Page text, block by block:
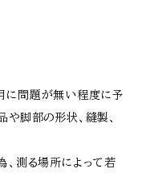
に問題が無い程度に予
脚部の形状、縫製、
、測る場所によって若